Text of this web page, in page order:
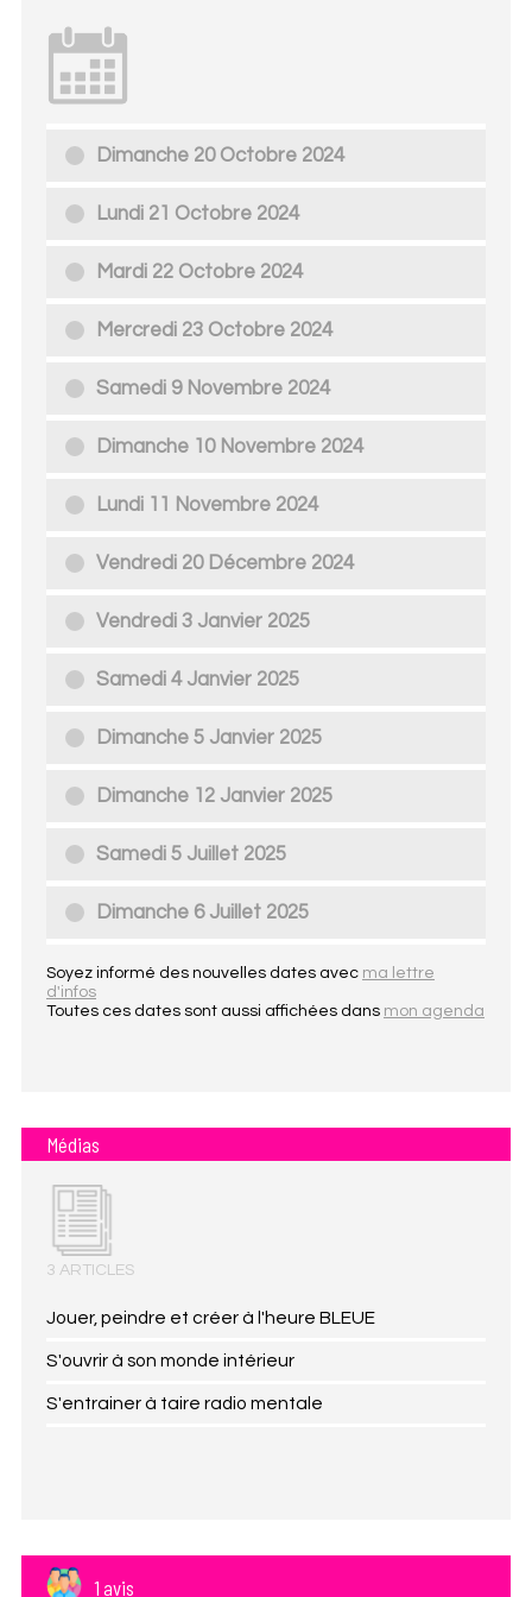
Dimanche 20 Octobre 2024
Lundi 21 Octobre 2024
Mardi 22 Octobre 2024
Mercredi 23 Octobre 2024
Samedi 9 Novembre 2024
Dimanche 10 Novembre 2024
Lundi 11 Novembre 2024
Vendredi 20 Décembre 2024
Vendredi 3 Janvier 2025
Samedi 4 Janvier 2025
Dimanche 5 Janvier 2025
Dimanche 12 Janvier 2025
Samedi 5 Juillet 2025
Dimanche 6 Juillet 2025
Soyez informé des nouvelles dates avec ma lettre
d'infos
Toutes ces dates sont aussi affichées dans mon agenda
Médias
3 ARTICLES
Jouer, peindre et créer à l'heure BLEUE
S'ouvrir à son monde intérieur
S'entrainer à taire radio mentale
1 avis